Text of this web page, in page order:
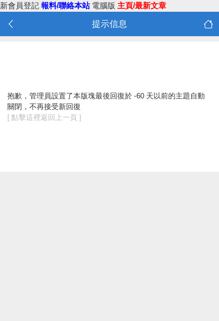
新會員登記 報料/聯絡本站 電腦版 主頁/最新文章
提示信息
抱歉，管理員設置了本版塊最後回復於 -60 天以前的主題自動
關閉，不再接受新回復
[ 點擊這裡返回上一頁 ]